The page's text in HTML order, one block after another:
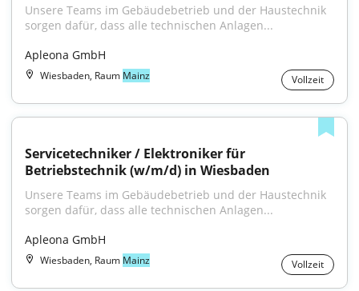
Unsere Teams im Gebäudebetrieb und der Haustechnik
sorgen dafür, dass alle technischen Anlagen...
Apleona GmbH
Wiesbaden, Raum Mainz Vollzeit
Servicetechniker / Elektroniker für
Betriebstechnik (w/m/d) in Wiesbaden
Unsere Teams im Gebäudebetrieb und der Haustechnik
sorgen dafür, dass alle technischen Anlagen...
Apleona GmbH
Wiesbaden, Raum Mainz Vollzeit